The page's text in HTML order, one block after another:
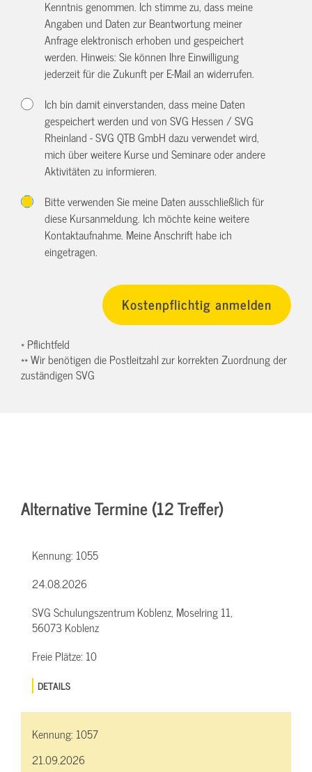
Kenntnis genommen. Ich stimme zu, dass meine
Angaben und Daten zur Beantwortung meiner
Anfrage elektronisch erhoben und gespeichert
werden. Hinweis: Sie können Ihre Einwilligung
jederzeit für die Zukunft per E-Mail anwiderrufen.
Ich bin damit einverstanden, dass meine Daten
gespeichert werden und von SVG Hessen / SVG
Rheinland - SVG QTB GmbH dazu verwendet wird,
mich über weitere Kurse und Seminare oder andere
Aktivitäten zu informieren.
Bitte verwenden Sie meine Daten ausschließlich für
diese Kursanmeldung. Ich möchte keine weitere
Kontaktaufnahme. Meine Anschrift habe ich
eingetragen.
* Pflichtfeld
** Wir benötigen die Postleitzahl zur korrekten Zuordnung der
zuständigen SVG
Alternative Termine (12 Treffer)
Kennung: 1055
24.08.2026
SVG Schulungszentrum Koblenz, Moselring 11,
56073 Koblenz
Freie Plätze: 10
DETAILS
Kennung: 1057
21.09.2026